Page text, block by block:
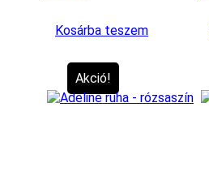
Kosárba teszem
Akció!